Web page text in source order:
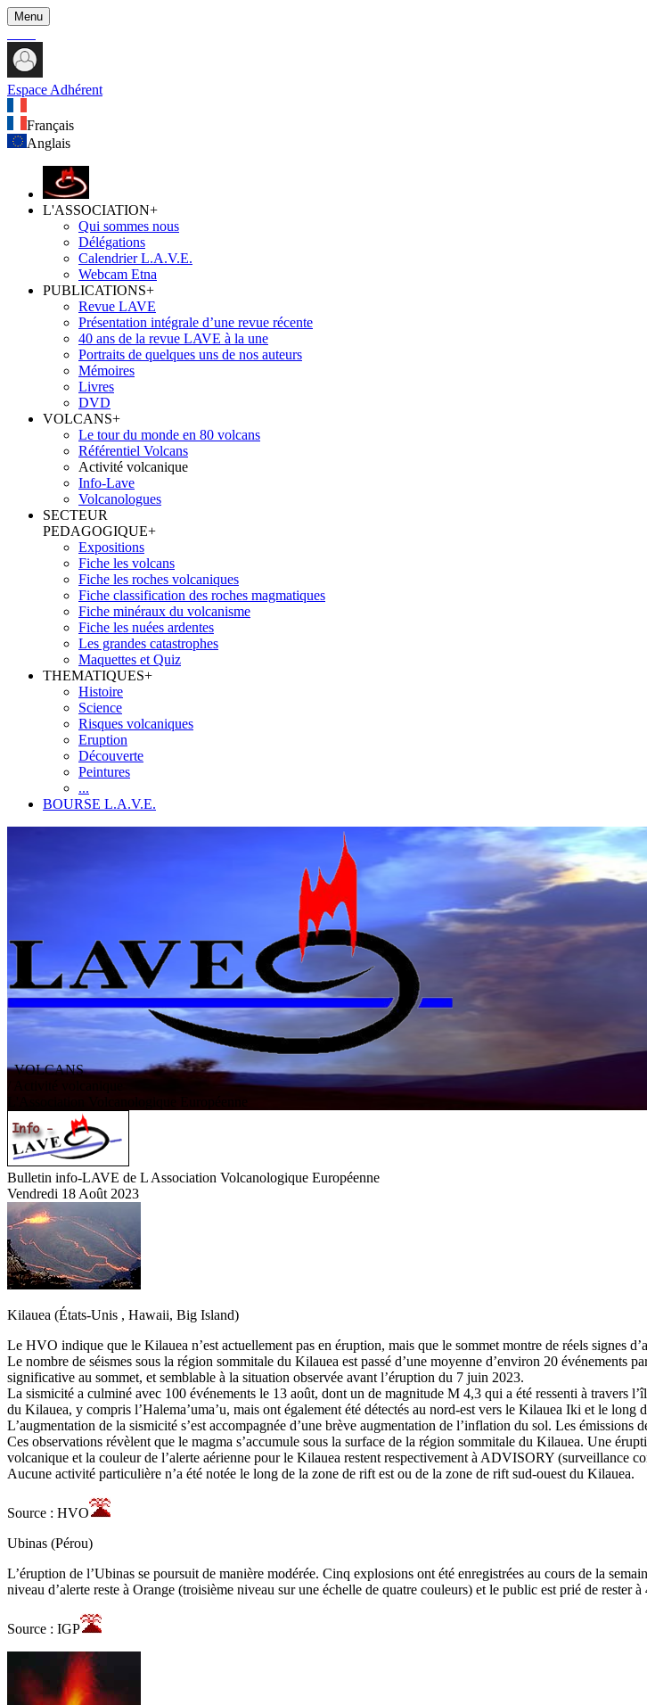
Menu
Espace Adhérent
Français
Anglais
L'ASSOCIATION+
Qui sommes nous
Délégations
Calendrier L.A.V.E.
Webcam Etna
PUBLICATIONS+
Revue LAVE
Présentation intégrale d’une revue récente
40 ans de la revue LAVE à la une
Portraits de quelques uns de nos auteurs
Mémoires
Livres
DVD
VOLCANS+
Le tour du monde en 80 volcans
Référentiel Volcans
Activité volcanique
Info-Lave
Volcanologues
SECTEUR
PEDAGOGIQUE+
Expositions
Fiche les volcans
Fiche les roches volcaniques
Fiche classification des roches magmatiques
Fiche minéraux du volcanisme
Fiche les nuées ardentes
Les grandes catastrophes
Maquettes et Quiz
THEMATIQUES+
Histoire
Science
Risques volcaniques
Eruption
Découverte
Peintures
...
BOURSE L.A.V.E.
VOLCANS
olcanologique
Bulletin info-LAVE de L Association Volcanologique Européenne
Vendredi 18 Août 2023
Kilauea (États-Unis , Hawaii, Big Island)
Le HVO indique que le Kilauea n’est actuellement pas en éruption, mais que le sommet montre de réels signes
Le nombre de séismes sous la région sommitale du Kilauea est passé d’une moyenne d’environ 20 événements
significative au sommet, et semblable à la situation observée avant l’éruption du 7 juin 2023.
La sismicité a culminé avec 100 événements le 13 août, dont un de magnitude M 4,3 qui a été ressenti à travers
du Kilauea, y compris l’Halema’uma’u, mais ont également été détectés au nord-est vers le Kilauea Iki et le long
L’augmentation de la sismicité s’est accompagnée d’une brève augmentation de l’inflation du sol. Les émissions
Ces observations révèlent que le magma s’accumule sous la surface de la région sommitale du Kilauea. Une
volcanique et la couleur de l’alerte aérienne pour le Kilauea restent respectivement à ADVISORY (surveillance
Aucune activité particulière n’a été notée le long de la zone de rift est ou de la zone de rift sud-ouest du Kilauea.
Source : HVO
Ubinas (Pérou)
L’éruption de l’Ubinas se poursuit de manière modérée. Cinq explosions ont été enregistrées au cours de la
niveau d’alerte reste à Orange (troisième niveau sur une échelle de quatre couleurs) et le public est prié de rester à
Source : IGP